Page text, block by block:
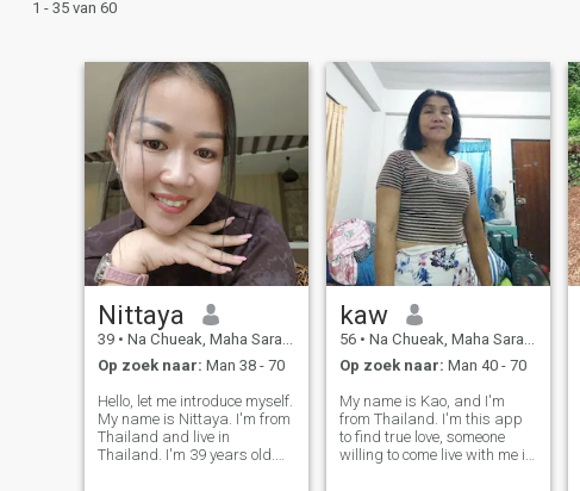
1 - 35 van 60
Nittaya
39 • Na Chueak, Maha Sarakham, Thailand
Op zoek naar: Man 38 - 70
Hello, let me introduce myself.
My name is Nittaya. I'm from
Thailand and live in
Thailand. I'm 39 years old.
kaw
56 • Na Chueak, Maha Sarakham, Thailand
Op zoek naar: Man 40 - 70
My name is Kao, and I'm
from Thailand. I'm this app
to find true love, someone
willing to come live with me in